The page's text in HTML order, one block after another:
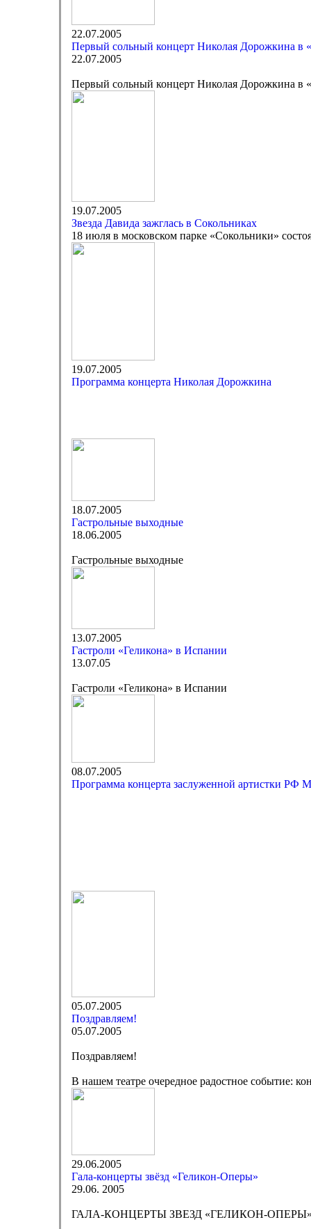
22.07.2005
Первый сольный концерт Николая Дорожкина в
22.07.2005
Первый сольный концерт Николая Дорожкина в
19.07.2005
Звезда Давида зажглась в Сокольниках
18 июля в московском парке «Сокольники»
19.07.2005
Программа концерта Николая Дорожкина
18.07.2005
Гастрольные выходные
18.06.2005
Гастрольные выходные
13.07.2005
Гастроли «Геликона» в Испании
13.07.05
Гастроли «Геликона» в Испании
08.07.2005
Программа концерта заслуженной артистки РФ
05.07.2005
Поздравляем!
05.07.2005
Поздравляем!
В нашем театре очередное радостное событие:
29.06.2005
Гала-концерты звёзд «Геликон-Оперы»
29.06. 2005
ГАЛА-КОНЦЕРТЫ ЗВЕЗД «ГЕЛИКОН-